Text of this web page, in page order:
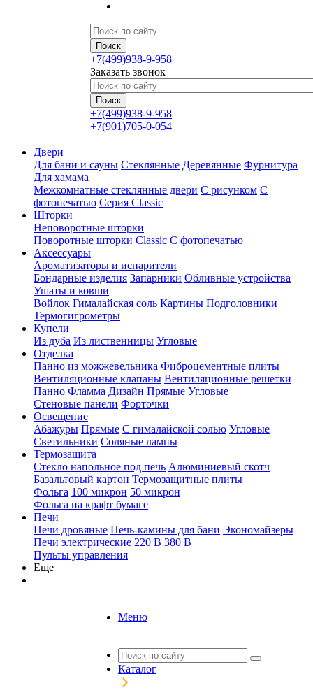
+7(499)938-9-958
Заказать звонок
+7(499)938-9-958
+7(901)705-0-054
Двери
Для бани и сауны Стеклянные Деревянные Фурнитура
Для хамама
Межкомнатные стеклянные двери С рисунком С
фотопечатью Серия Classic
Шторки
Неповоротные шторки
Поворотные шторки Classic С фотопечатью
Аксессуары
Ароматизаторы и испарители
Бондарные изделия Запарники Обливные устройства
Ушаты и ковши
Войлок Гималайская соль Картины Подголовники
Термогигрометры
Купели
Из дуба Из лиственницы Угловые
Отделка
Панно из можжевельника Фиброцементные плиты
Вентиляционные клапаны Вентиляционные решетки
Панно Фламма Дизайн Прямые Угловые
Стеновые панели Форточки
Освещение
Абажуры Прямые С гималайской солью Угловые
Светильники Соляные лампы
Термозащита
Стекло напольное под печь Алюминиевый скотч
Базальтовый картон Термозащитные плиты
Фольга 100 микрон 50 микрон
Фольга на крафт бумаге
Печи
Печи дровяные Печь-камины для бани Экономайзеры
Печи электрические 220 В 380 В
Пульты управления
Еще
Меню
Каталог